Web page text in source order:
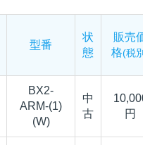
型番
状
態
販売価
格(税別)
BX2-
ARM-(1)
(W)
中
古
10,000
円